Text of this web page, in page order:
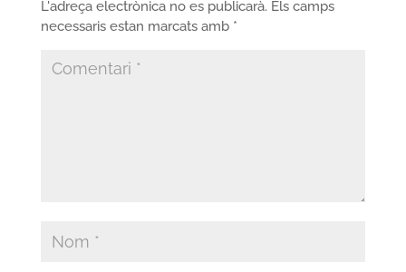
L'adreça electrònica no es publicarà. Els camps
necessaris estan marcats amb *